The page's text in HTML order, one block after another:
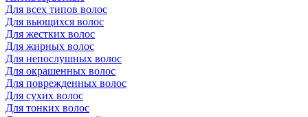
Для всех типов волос
Для вьющихся волос
Для жестких волос
Для жирных волос
Для непослушных волос
Для окрашенных волос
Для поврежденных волос
Для сухих волос
Для тонких волос